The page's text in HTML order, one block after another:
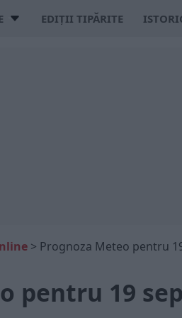
EDIȚII TIPĂRITE
> Prognoza Meteo pentru
pentru 19